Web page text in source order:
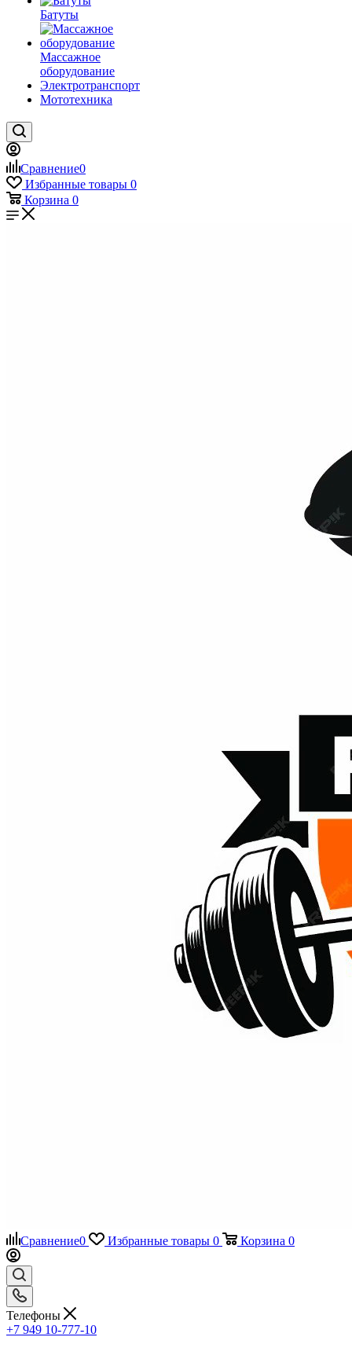
Батуты
Массажное
оборудование
Электротранспорт
Мототехника
Сравнение0
Избранные товары 0
Корзина 0
Сравнение0 Избранные товары 0 Корзина 0
Телефоны
+7 949 10-777-10